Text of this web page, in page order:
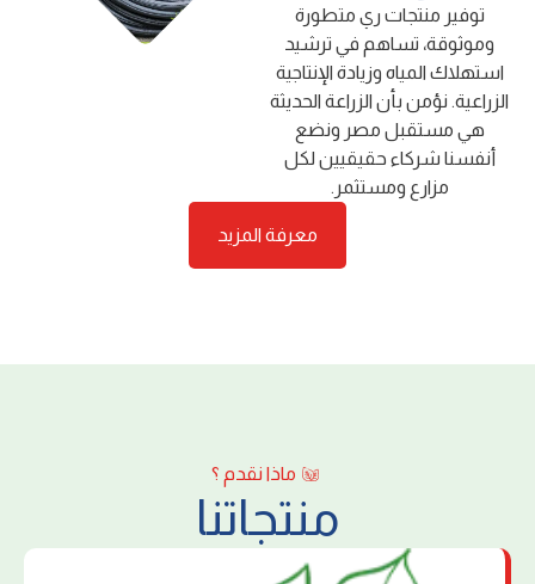
ﺗﻮﻓﻴﺮ ﻣﻨﺘﺠﺎت ري ﻣﺘﻄﻮرة
وﻣﻮﺛﻮﻗﺔ، ﺗﺴﺎﻫﻢ ﻓﻲ ﺗﺮﺷﻴﺪ
اﺳﺘﻬﻼك اﻟﻤﻴﺎه وزﻳﺎدة اﻹﻧﺘﺎﺟﻴﺔ
اﻟﺰراﻋﻴﺔ. ﻧﺆﻣﻦ ﺑﺄن اﻟﺰراﻋﺔ اﻟﺤﺪﻳﺜﺔ
ﻫﻲ ﻣﺴﺘﻘﺒﻞ ﻣﺼﺮ وﻧﻀﻊ
أﻧﻔﺴﻨﺎ ﺷﺮﻛﺎء ﺣﻘﻴﻘﻴﻴﻦ ﻟﻜﻞ
ﻣﺰارع وﻣﺴﺘﺜﻤﺮ.
معرفة المزيد
ماذا نقدم ؟
منتجاتنا